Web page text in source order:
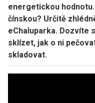
energetickou
čínskou? Určitě
eChaluparka. Dozvíte
sklízet, jak o ni
skladovat.